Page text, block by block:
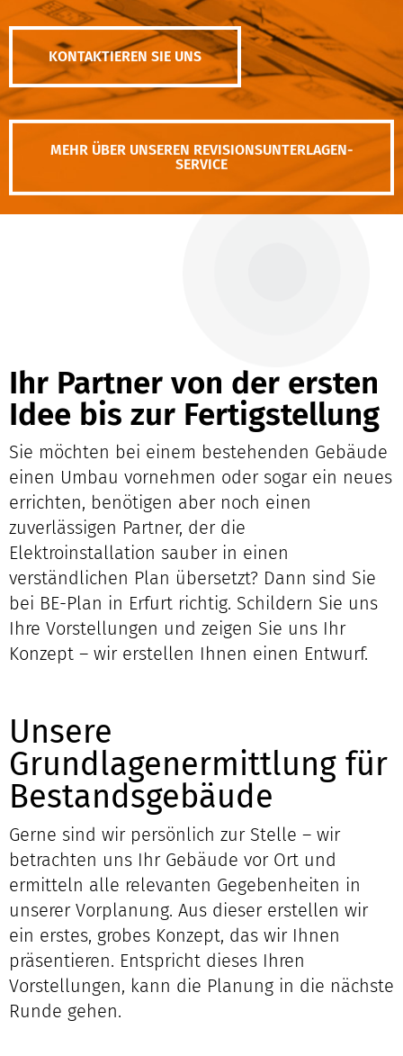
KONTAKTIEREN SIE UNS
MEHR ÜBER UNSEREN REVISIONSUNTERLAGEN-
SERVICE
Ihr Partner von der ersten
Idee bis zur Fertigstellung
Sie möchten bei einem bestehenden Gebäude
einen Umbau vornehmen oder sogar ein neues
errichten, benötigen aber noch einen
zuverlässigen Partner, der die
Elektroinstallation sauber in einen
verständlichen Plan übersetzt? Dann sind Sie
bei BE-Plan in Erfurt richtig. Schildern Sie uns
Ihre Vorstellungen und zeigen Sie uns Ihr
Konzept – wir erstellen Ihnen einen Entwurf.
Unsere
Grundlagenermittlung für
Bestandsgebäude
Gerne sind wir persönlich zur Stelle – wir
betrachten uns Ihr Gebäude vor Ort und
ermitteln alle relevanten Gegebenheiten in
unserer Vorplanung. Aus dieser erstellen wir
ein erstes, grobes Konzept, das wir Ihnen
präsentieren. Entspricht dieses Ihren
Vorstellungen, kann die Planung in die nächste
Runde gehen.